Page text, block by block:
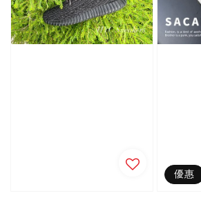
優惠